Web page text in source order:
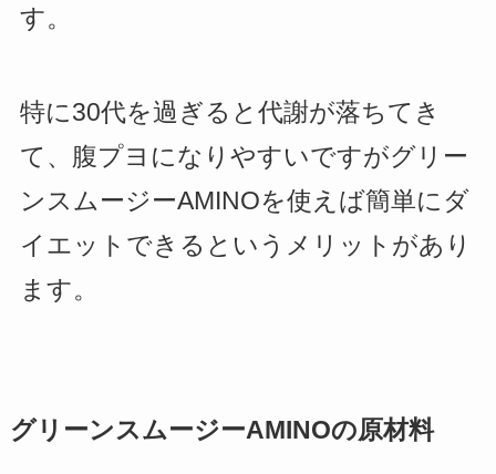
す。
特に30代を過ぎると代謝が落ちてき
て、腹プヨになりやすいですがグリー
ンスムージーAMINOを使えば簡単にダ
イエットできるというメリットがあり
ます。
グリーンスムージーAMINOの原材料